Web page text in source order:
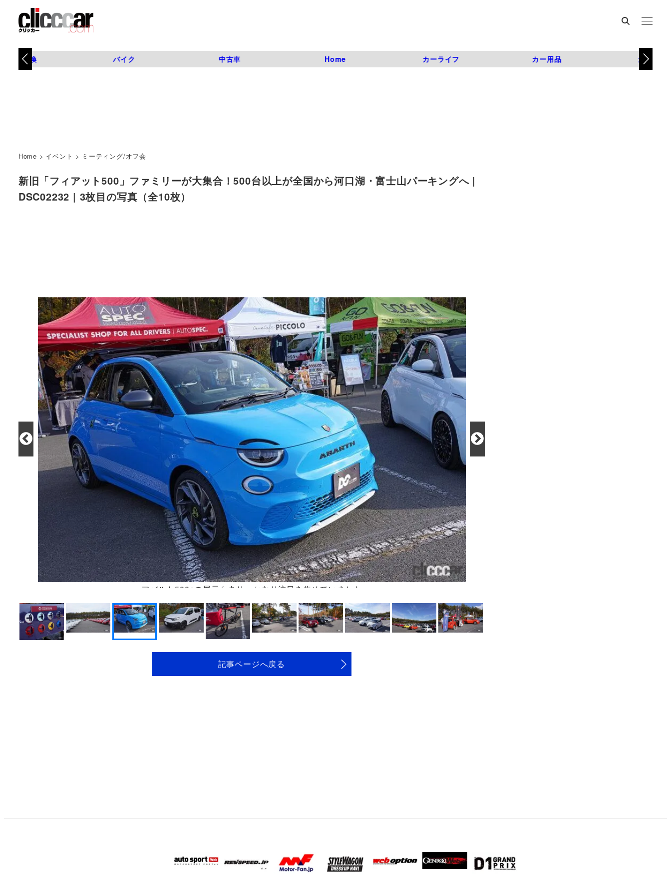
タイヤ交換 バイク 中古車 Home カーライフ カー用品 カスタム
Home > イベント > ミーティング/オフ会
新旧「フィアット500」ファミリーが大集合！500台以上が全国から河口湖・富士山パーキングへ |
DSC02232 | 3枚目の写真（全10枚）
アバルト500eの展示もあり、かなり注目を集めていました
記事ページへ戻る